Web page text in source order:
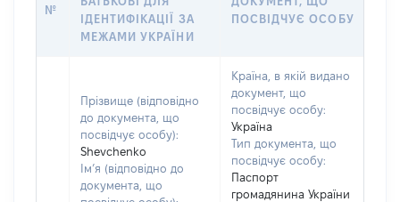
№
ІДЕНТИФІКАЦІЇ ЗА
МЕЖАМИ УКРАЇНИ
ПОСВІДЧУЄ ОСОБУ
Прізвище (відповідно
до документа, що
посвідчує особу):
Shevchenko
Ім’я (відповідно до
документа, що
Країна, в якій видано
документ, що
посвідчує особу:
Україна
Тип документа, що
посвідчує особу:
Паспорт
громадянина України